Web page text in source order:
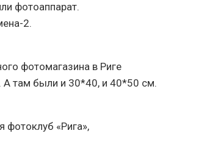
фотоаппарат.
2.
фотомагазина в Риге
А там были и 30*40, и 40*50 см.
фотоклуб «Рига»,